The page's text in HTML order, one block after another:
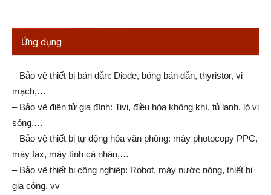
Ứng dụng
– Bảo vệ thiết bị bán dẫn: Diode, bóng bán dẫn, thyristor, vi
mạch,…
– Bảo vệ điện tử gia đình: Tivi, điều hòa không khí, tủ lạnh, lò vi
sóng,…
– Bảo vệ thiết bị tự động hóa văn phòng: máy photocopy PPC,
máy fax, máy tính cá nhân,…
– Bảo vệ thiết bị công nghiệp: Robot, máy nước nóng, thiết bị
gia công, vv